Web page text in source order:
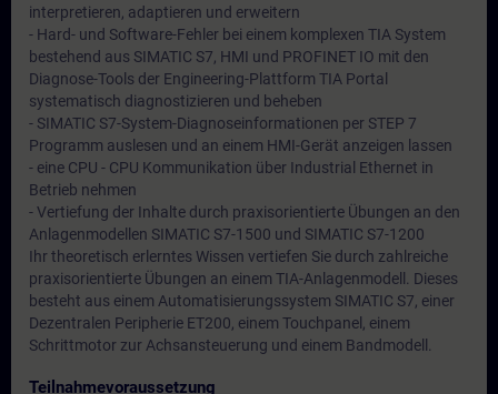
interpretieren, adaptieren und erweitern
- Hard- und Software-Fehler bei einem komplexen TIA System
bestehend aus SIMATIC S7, HMI und PROFINET IO mit den
Diagnose-Tools der Engineering-Plattform TIA Portal
systematisch diagnostizieren und beheben
- SIMATIC S7-System-Diagnoseinformationen per STEP 7
Programm auslesen und an einem HMI-Gerät anzeigen lassen
- eine CPU - CPU Kommunikation über Industrial Ethernet in
Betrieb nehmen
- Vertiefung der Inhalte durch praxisorientierte Übungen an den
Anlagenmodellen SIMATIC S7-1500 und SIMATIC S7-1200
Ihr theoretisch erlerntes Wissen vertiefen Sie durch zahlreiche
praxisorientierte Übungen an einem TIA-Anlagenmodell. Dieses
besteht aus einem Automatisierungssystem SIMATIC S7, einer
Dezentralen Peripherie ET200, einem Touchpanel, einem
Schrittmotor zur Achsansteuerung und einem Bandmodell.
Teilnahmevoraussetzung